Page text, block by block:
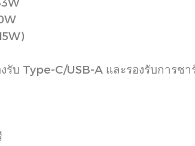
Type-C/USB-A และรองรับการชา